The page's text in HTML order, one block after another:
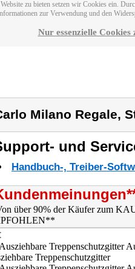
zu bieten setzen wir Cookies ein.
zur Verwendung und den
Nur essenzielle Cookies
Milano Regale,
und
Handbuch-, Treiber-